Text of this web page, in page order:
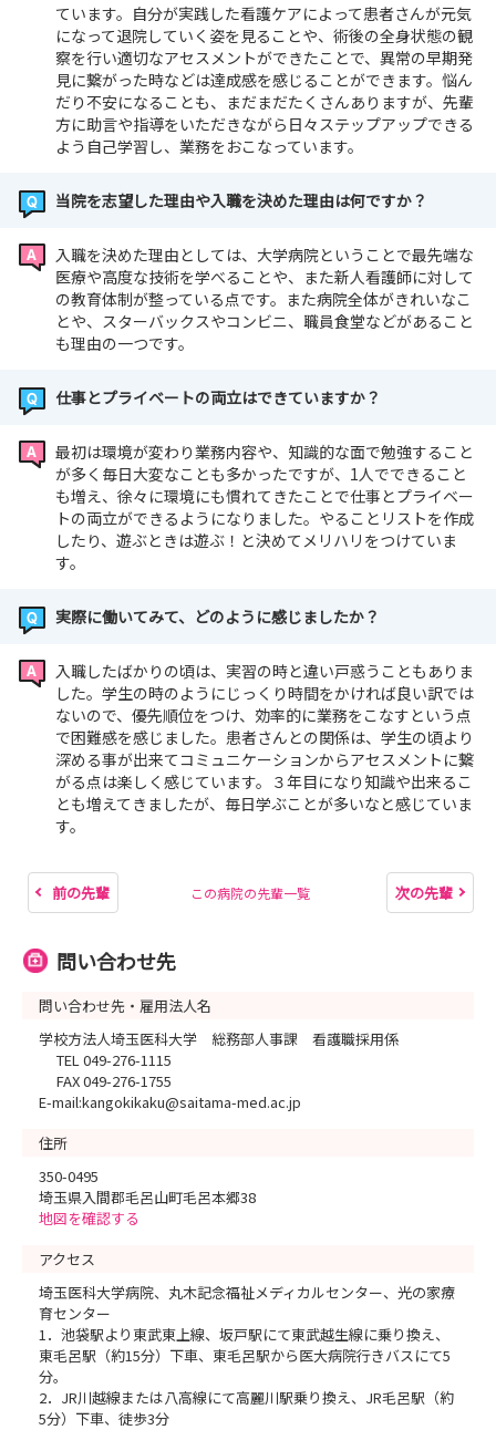
ています。自分が実践した看護ケアによって患者さんが元気
になって退院していく姿を見ることや、術後の全身状態の観
察を行い適切なアセスメントができたことで、異常の早期発
見に繋がった時などは達成感を感じることができます。悩ん
だり不安になることも、まだまだたくさんありますが、先輩
方に助言や指導をいただきながら日々ステップアップできる
よう自己学習し、業務をおこなっています。
当院を志望した理由や入職を決めた理由は何ですか？
入職を決めた理由としては、大学病院ということで最先端な
医療や高度な技術を学べることや、また新人看護師に対して
の教育体制が整っている点です。また病院全体がきれいなこ
とや、スターバックスやコンビニ、職員食堂などがあること
も理由の一つです。
仕事とプライベートの両立はできていますか？
最初は環境が変わり業務内容や、知識的な面で勉強すること
が多く毎日大変なことも多かったですが、1人でできること
も増え、徐々に環境にも慣れてきたことで仕事とプライベー
トの両立ができるようになりました。やることリストを作成
したり、遊ぶときは遊ぶ！と決めてメリハリをつけていま
す。
実際に働いてみて、どのように感じましたか？
入職したばかりの頃は、実習の時と違い戸惑うこともありま
した。学生の時のようにじっくり時間をかければ良い訳では
ないので、優先順位をつけ、効率的に業務をこなすという点
で困難感を感じました。患者さんとの関係は、学生の頃より
深める事が出来てコミュニケーションからアセスメントに繋
がる点は楽しく感じています。３年目になり知識や出来るこ
とも増えてきましたが、毎日学ぶことが多いなと感じていま
す。
前の先輩 この病院の先輩一覧 次の先輩
問い合わせ先
問い合わせ先・雇用法人名
学校方法人埼玉医科大学 総務部人事課 看護職採用係
TEL 049-276-1115
FAX 049-276-1755
E-mail:kangokikaku@saitama-med.ac.jp
住所
350-0495
埼玉県入間郡毛呂山町毛呂本郷38
地図を確認する
アクセス
埼玉医科大学病院、丸木記念福祉メディカルセンター、光の家療
育センター
1．池袋駅より東武東上線、坂戸駅にて東武越生線に乗り換え、
東毛呂駅（約15分）下車、東毛呂駅から医大病院行きバスにて5
分。
2．JR川越線または八高線にて高麗川駅乗り換え、JR毛呂駅（約
5分）下車、徒歩3分